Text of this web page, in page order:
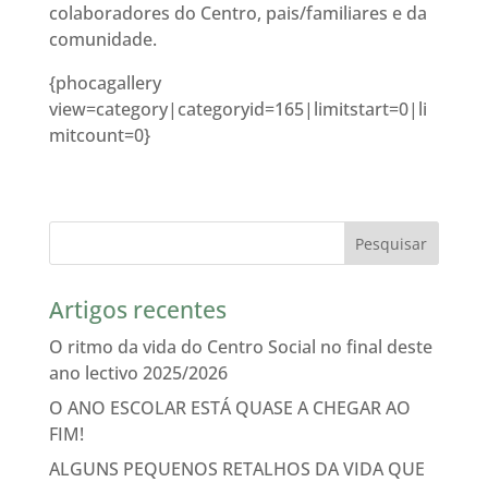
colaboradores do Centro, pais/familiares e da
comunidade.
{phocagallery
view=category|categoryid=165|limitstart=0|li
mitcount=0}
Artigos recentes
O ritmo da vida do Centro Social no final deste
ano lectivo 2025/2026
O ANO ESCOLAR ESTÁ QUASE A CHEGAR AO
FIM!
ALGUNS PEQUENOS RETALHOS DA VIDA QUE